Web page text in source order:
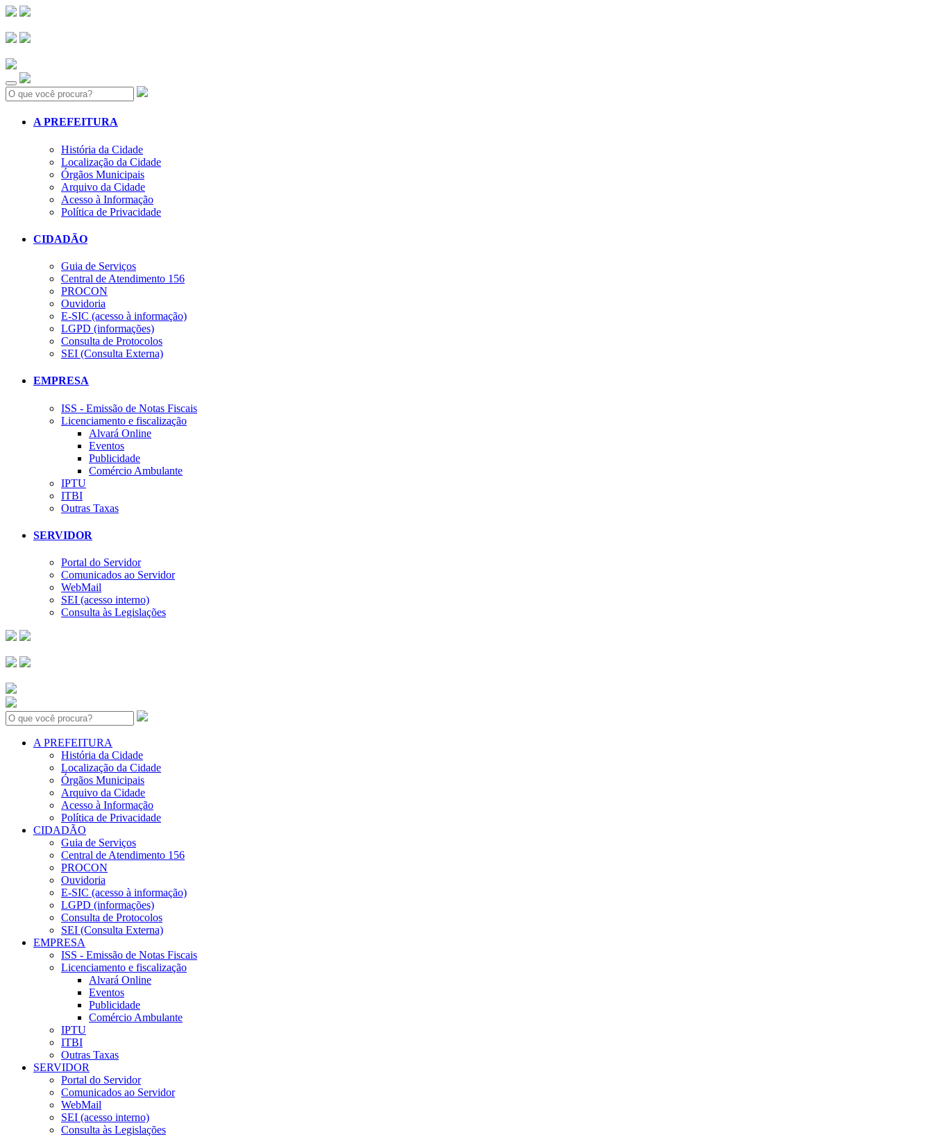
Search:
A PREFEITURA
História da Cidade
Localização da Cidade
Órgãos Municipais
Arquivo da Cidade
Acesso à Informação
Política de Privacidade
CIDADÃO
Guia de Serviços
Central de Atendimento 156
PROCON
Ouvidoria
E-SIC (acesso à informação)
LGPD (informações)
Consulta de Protocolos
SEI (Consulta Externa)
EMPRESA
ISS - Emissão de Notas Fiscais
Licenciamento e fiscalização
Alvará Online
Eventos
Publicidade
Comércio Ambulante
IPTU
ITBI
Outras Taxas
SERVIDOR
Portal do Servidor
Comunicados ao Servidor
WebMail
SEI (acesso interno)
Consulta às Legislações
Search:
A PREFEITURA
História da Cidade
Localização da Cidade
Órgãos Municipais
Arquivo da Cidade
Acesso à Informação
Política de Privacidade
CIDADÃO
Guia de Serviços
Central de Atendimento 156
PROCON
Ouvidoria
E-SIC (acesso à informação)
LGPD (informações)
Consulta de Protocolos
SEI (Consulta Externa)
EMPRESA
ISS - Emissão de Notas Fiscais
Licenciamento e fiscalização
Alvará Online
Eventos
Publicidade
Comércio Ambulante
IPTU
ITBI
Outras Taxas
SERVIDOR
Portal do Servidor
Comunicados ao Servidor
WebMail
SEI (acesso interno)
Consulta às Legislações